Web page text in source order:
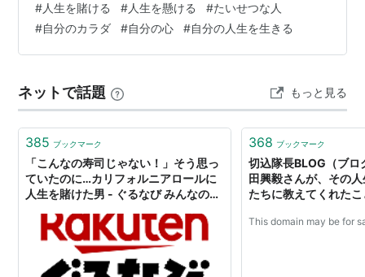
し、そんな病気だし ますます大切にするよ、じいちゃ
ん！ 先に逝ったばあちゃんが微笑むように大切にする
よ！ そして、子どもたち、親友でもある夫、 もっともっ
ているから 自分もその立場で考えないとなあと病院にて
反省 2.自分の体を…
#人生を賭ける #人生を懸ける #たいせつな人
#自分のカラダ #自分の心 #自分の人生を生きる
ネットで話題 もっと見る
385 ブックマーク
「こんなの寿司じゃない！」そう思っ
ていたのに…カリフォルニアロールに
人生を賭けた男 - ぐるなび みんなのご
368 ブックマーク
切込隊長BLOG（ブロ
田興毅さんが、その
たちに教えてくれた
This domain may be for